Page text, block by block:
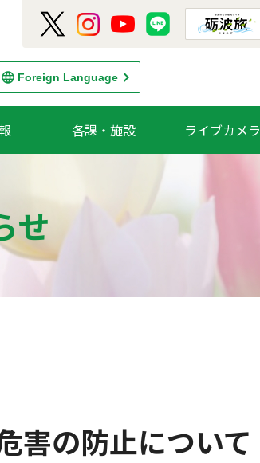
Foreign Language
各課・施設 ライブカメラ
せ
害の防止について